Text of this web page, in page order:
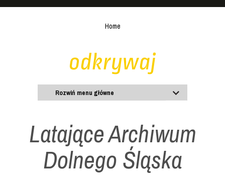
Home
odkrywaj
Rozwiń menu główne
Latające Archiwum
Dolnego Śląska